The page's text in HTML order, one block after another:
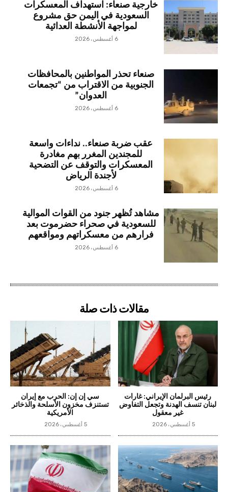
خارجية صنعاء: استهداف المعسكرات
السعودية في اليمن حق مشروع
لمواجهة الأنشطة العدائية
6 أغسطس، 2026
صنعاء تحذر المواطنين بالمحافظات
الجنوبية من الاقتراب من “تجمعات
العدوان”
6 أغسطس، 2026
عقب ضربة صنعاء.. نداءات واسعة
للمجندين المغرر بهم مغادرة
المعسكرات والتوقف عن التضحية
لأجندة الرياض
6 أغسطس، 2026
مشاهد تُظهر جنود من القوات الموالية
للسعودية في صحراء حضرموت بعد
فرارهم من معسكراتهم ومواقعهم
6 أغسطس، 2026
مقالات ذات صلة
رئيس البرلمان الإيراني: غارات
لبنان تنسف الهدنة وتجعل التفاوض
غير معقول
5 أغسطس، 2026
سي إن إن: الحرب مع إيران
تستنزف مخزون الأسلحة والذخائر
الأمريكية
5 أغسطس، 2026